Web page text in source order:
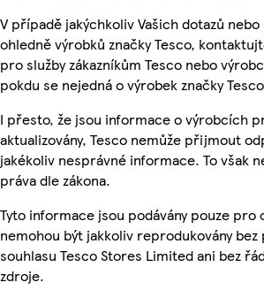
V případě jakýchkoliv Vašich dotazů
ohledně výrobků značky Tesco,
pro služby zákazníkům Tesco nebo
pokdu se nejedná o výrobek značky
I přesto, že jsou informace o výrobcích
aktualizovány, Tesco nemůže přijmout
jakékoliv nesprávné informace. To však
práva dle zákona.
Tyto informace jsou podávány pouze pro
nemohou být jakkoliv reprodukovány
souhlasu Tesco Stores Limited ani bez
zdroje.